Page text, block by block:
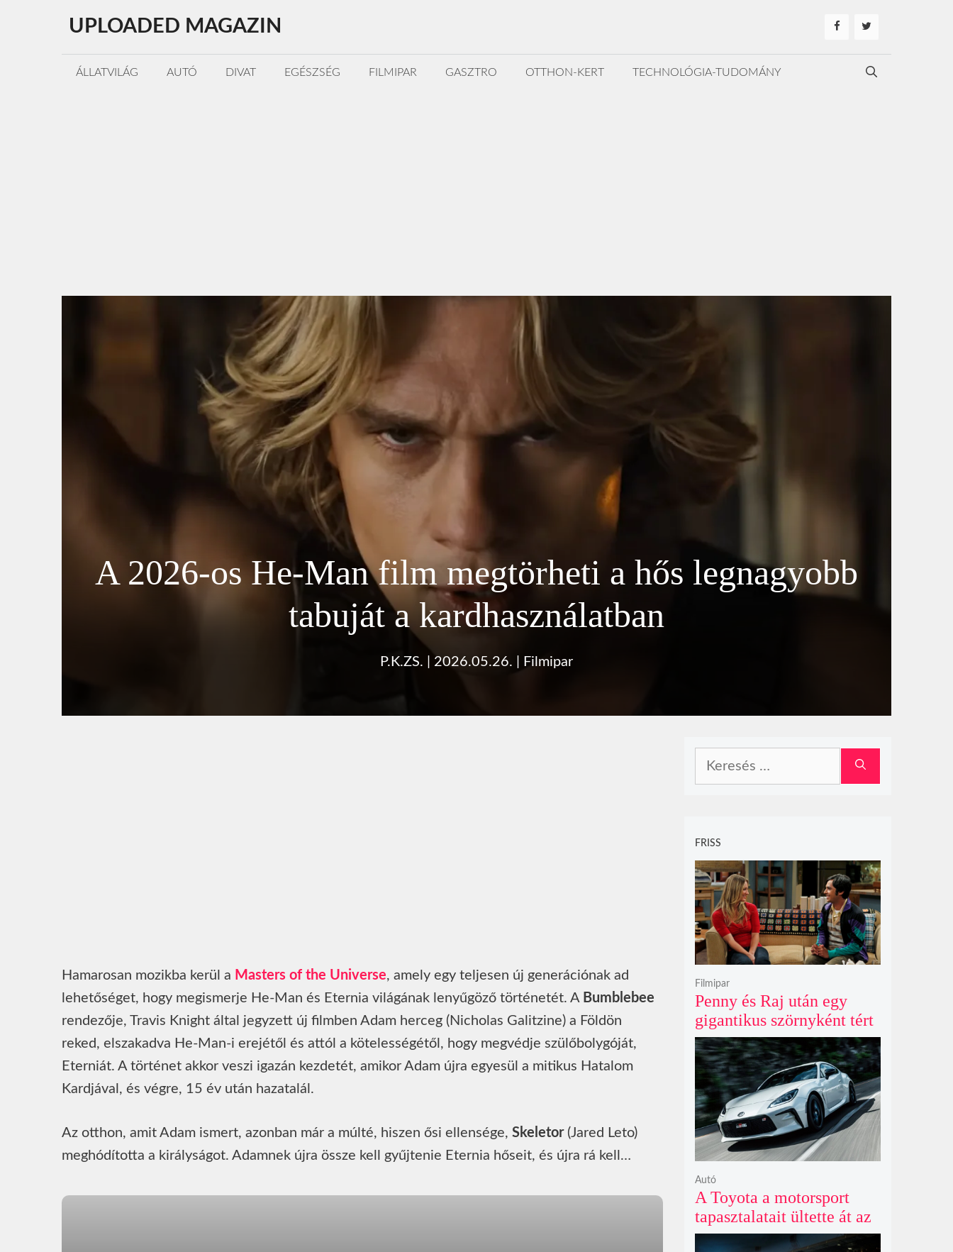
tartalomba
UPLOADED MAGAZIN
ÁLLATVILÁG AUTÓ DIVAT EGÉSZSÉG FILMIPAR GASZTRO OTTHON-KERT TECHNOLÓGIA-TUDOMÁNY
A 2026-os He-Man film megtörheti a hős legnagyobb
tabuját a kardhasználatban
P.K.ZS. 2026.05.26. Filmipar
Hamarosan mozikba kerül a Masters of the Universe, amely egy teljesen új generációnak ad
lehetőséget, hogy megismerje He-Man és Eternia világának lenyűgöző történetét. A Bumblebee
rendezője, Travis Knight által jegyzett új filmben Adam herceg (Nicholas Galitzine) a Földön
reked, elszakadva He-Man-i erejétől és attól a kötelességétől, hogy megvédje szülőbolygóját,
Eterniát. A történet akkor veszi igazán kezdetét, amikor Adam újra egyesül a mitikus Hatalom
Kardjával, és végre, 15 év után hazatalál.
Az otthon, amit Adam ismert, azonban már a múlté, hiszen ősi ellensége, Skeletor(Jared Leto)
meghódította a királyságot. Adamnek újra össze kell gyűjtenie Eternia hőseit, és újra rá kell…
FRISS
Penny és Raj után egy
gigantikus szörnyként tért
vissza valaki az
Agymenők legújabb spin-
offjában
Filmipar
A Toyota a motorsport
tapasztalatait ültette át az
új GR86 vezethetőségébe
Autó